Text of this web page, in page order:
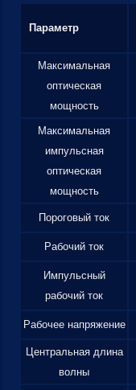
Параметр
Максимальная
оптическая
мощность
Максимальная
импульсная
оптическая
мощность
Пороговый ток
Рабочий ток
Импульсный
рабочий ток
Рабочее напряжение
Центральная длина
волны